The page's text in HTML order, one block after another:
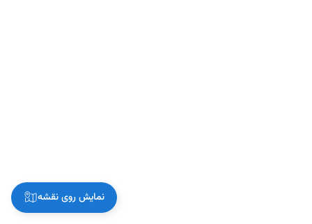
نمایش روی نقشه